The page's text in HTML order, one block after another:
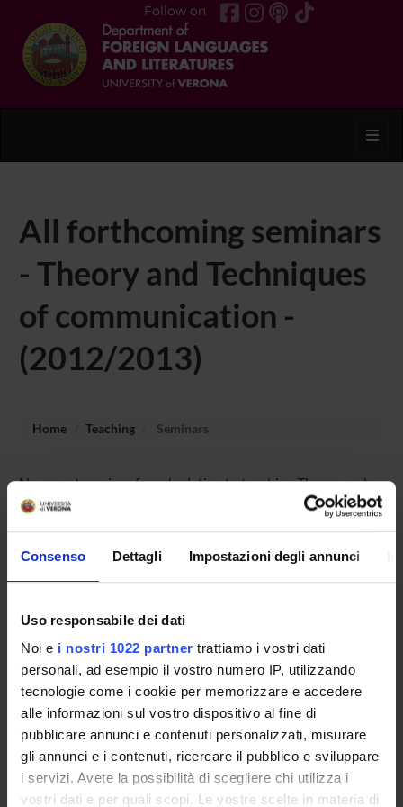
Consenso Dettagli Impostazioni degli annunci
Uso responsabile dei dati
Noi e i nostri 1022 partner trattiamo i vostri dati
personali, ad esempio il vostro numero IP, utilizzando
tecnologie come i cookie per memorizzare e accedere
alle informazioni sul vostro dispositivo al fine di
pubblicare annunci e contenuti personalizzati, misurare
gli annunci e i contenuti, ricercare il pubblico e sviluppare
i servizi. Avete la possibilità di scegliere chi utilizza i
vostri dati e per quali scopi. Le vostre scelte in materia di
Follow on
All forthcoming seminars
- Theory and Techniques
of communication -
(2012/2013)
Home Teaching Seminars
No recent seminar found relating to teaching Theory and
Techniques of communication.
STUDYING
COURSES
PHD PROGRAMMES AND POSTGRADUATE
COURSES
People
Places